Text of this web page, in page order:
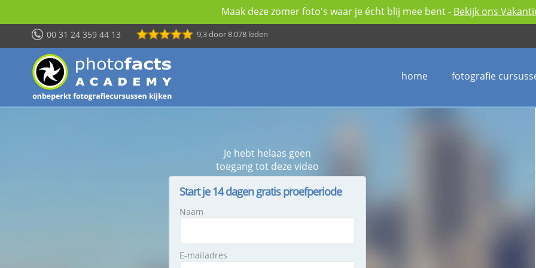
Maak deze zomer foto's waar je écht blij mee bent - Bekijk ons
00 31 24 359 44 13 9,3door 8.078 leden
fotografie
home
Je hebt helaas geen
toegang tot deze video
Start je 14 dagen gratis proefperiode
Naam
E-mailadres